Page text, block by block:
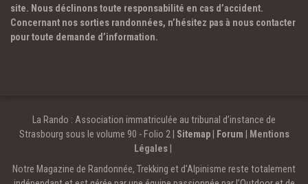
site. Nous déclinons toute responsabilité en cas d’accident.
Concernant nos sorties randonnées, n’hésitez pas à nous contacter
pour toute demande d’information.
La Rando : Association immatriculée au tribunal d’instance de
Strasbourg sous le volume 90 - Folio 2 | Sitemap| Forum
Mentions
Légales
Notre Magazine de Randonnée, Trekking et d'Alpinisme reste totalement